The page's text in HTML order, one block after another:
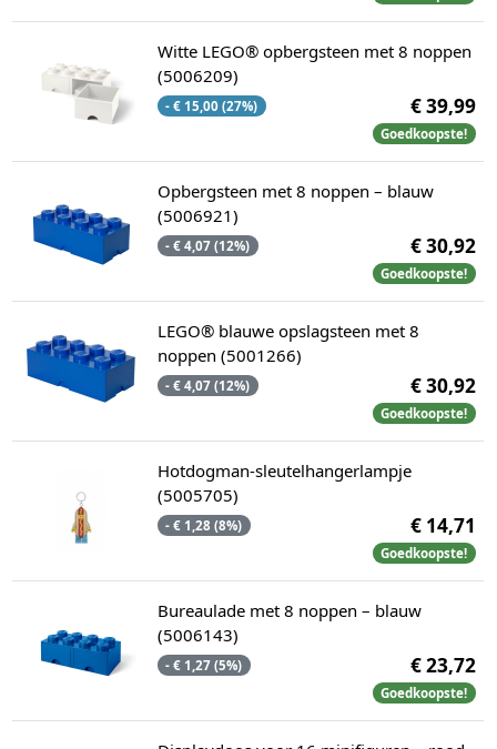
Witte LEGO® opbergsteen met 8 noppen
(5006209)
- € 15,00 (27%) € 39,99
Goedkoopste!
Opbergsteen met 8 noppen – blauw
(5006921)
- € 4,07 (12%) € 30,92
Goedkoopste!
LEGO® blauwe opslagsteen met 8
noppen (5001266)
- € 4,07 (12%) € 30,92
Goedkoopste!
Hotdogman-sleutelhangerlampje
(5005705)
- € 1,28 (8%) € 14,71
Goedkoopste!
Bureaulade met 8 noppen – blauw
(5006143)
- € 1,27 (5%) € 23,72
Goedkoopste!